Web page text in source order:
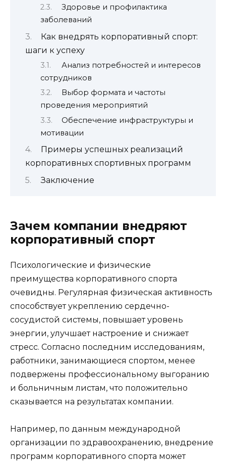
Здоровье и профилактика
заболеваний
Как внедрять корпоративный спорт:
шаги к успеху
Анализ потребностей и интересов
сотрудников
Выбор формата и частоты
проведения мероприятий
Обеспечение инфраструктуры и
мотивации
Примеры успешных реализаций
корпоративных спортивных программ
Заключение
Зачем компании внедряют
корпоративный спорт
Психологические и физические
преимущества корпоративного спорта
очевидны. Регулярная физическая активность
способствует укреплению сердечно-
сосудистой системы, повышает уровень
энергии, улучшает настроение и снижает
стресс. Согласно последним исследованиям,
работники, занимающиеся спортом, менее
подвержены профессиональному выгоранию
и больничным листам, что положительно
сказывается на результатах компании.
Например, по данным международной
организации по здравоохранению, внедрение
программ корпоративного спорта может